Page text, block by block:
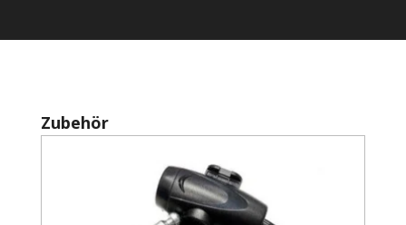
Produktgalerie überspringen
Zubehör